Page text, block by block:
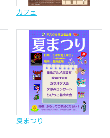
カフェ
夏まつり